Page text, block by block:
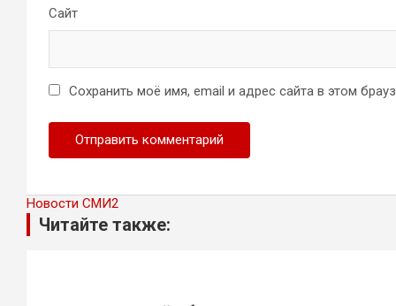
Сайт
Сохранить моё имя, email и адрес сайта в этом
Новости СМИ2
Читайте также: